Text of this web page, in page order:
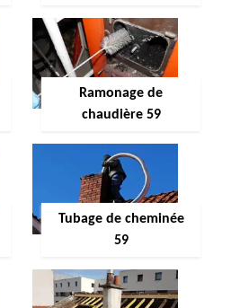
Ramonage de
chaudière 59
Tubage de cheminée
59